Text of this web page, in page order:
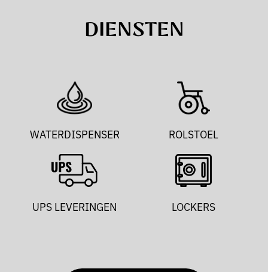
DIENSTEN
WATERDISPENSER ROLSTOEL
UPS LEVERINGEN LOCKERS